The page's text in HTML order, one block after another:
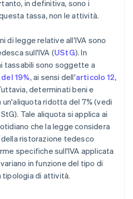
in definitiva, sono i
tassa, non le attività.
di legge relative all'IVA sono
sull'IVA (UStG). In
tassabili sono soggette a
19%, ai sensi dell'articolo 12,
determinati beni e
ridotta del 7% (vedi
Tale aliquota si applica ai
che la legge considera
ristorazione tedesco
specifiche sull'IVA applicata
in funzione del tipo di
di attività.